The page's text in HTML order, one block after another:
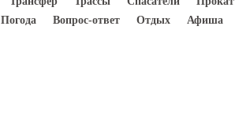
Погода Вопрос-ответ Отдых Афиша